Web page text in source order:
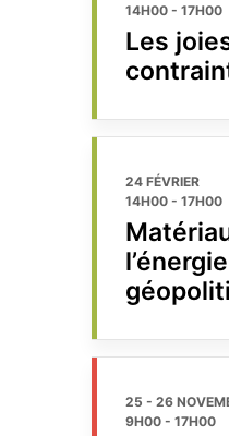
14H00 - 17H00
Les
24 FÉVRIER
14H00 - 17H00
25 - 26
9H00 - 17H00